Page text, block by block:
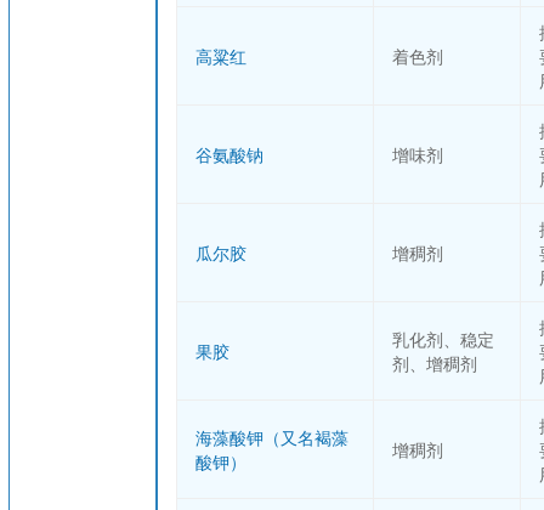
高粱红 着色剂
谷氨酸钠 增味剂
瓜尔胶 增稠剂
果胶
乳化剂、稳定
剂、增稠剂
海藻酸钾（又名褐藻
酸钾）
增稠剂